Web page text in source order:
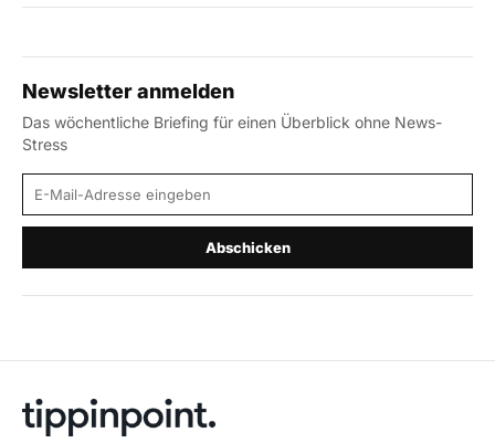
Newsletter anmelden
Das wöchentliche Briefing für einen Überblick ohne News-
Stress
E-Mail-Adresse
Abschicken